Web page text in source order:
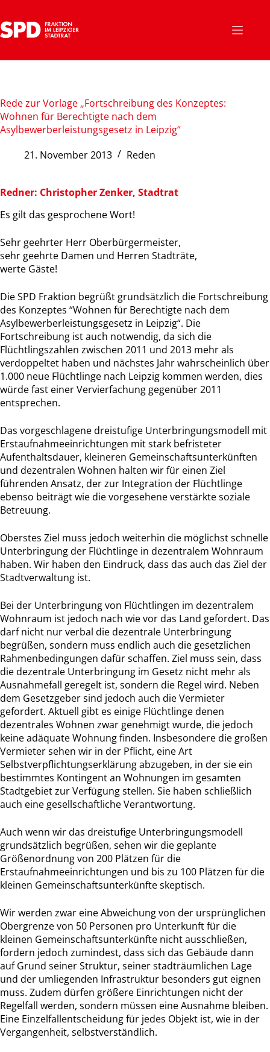
Inhalt
springen
Rede zur Vorlage „Fortschreibung des Konzeptes:
Wohnen für Berechtigte nach dem
Asylbewerberleistungsgesetz in Leipzig“
21. November 2013
Reden
Redner: Christopher Zenker, Stadtrat
Es gilt das gesprochene Wort!
Sehr geehrter Herr Oberbürgermeister,
sehr geehrte Damen und Herren Stadträte,
werte Gäste!
Die SPD Fraktion begrüßt grundsätzlich die Fortschreibung
des Konzeptes “Wohnen für Berechtigte nach dem
Asylbewerberleistungsgesetz in Leipzig“. Die
Fortschreibung ist auch notwendig, da sich die
Flüchtlingszahlen zwischen 2011 und 2013 mehr als
verdoppeltet haben und nächstes Jahr wahrscheinlich über
1.000 neue Flüchtlinge nach Leipzig kommen werden, dies
würde fast einer Vervierfachung gegenüber 2011
entsprechen.
Das vorgeschlagene dreistufige Unterbringungsmodell mit
Erstaufnahmeeinrichtungen mit stark befristeter
Aufenthaltsdauer, kleineren Gemeinschaftsunterkünften
und dezentralen Wohnen halten wir für einen Ziel
führenden Ansatz, der zur Integration der Flüchtlinge
ebenso beiträgt wie die vorgesehene verstärkte soziale
Betreuung.
Oberstes Ziel muss jedoch weiterhin die möglichst schnelle
Unterbringung der Flüchtlinge in dezentralem Wohnraum
haben. Wir haben den Eindruck, dass das auch das Ziel der
Stadtverwaltung ist.
Bei der Unterbringung von Flüchtlingen im dezentralem
Wohnraum ist jedoch nach wie vor das Land gefordert. Das
darf nicht nur verbal die dezentrale Unterbringung
begrüßen, sondern muss endlich auch die gesetzlichen
Rahmenbedingungen dafür schaffen. Ziel muss sein, dass
die dezentrale Unterbringung im Gesetz nicht mehr als
Ausnahmefall geregelt ist, sondern die Regel wird. Neben
dem Gesetzgeber sind jedoch auch die Vermieter
gefordert. Aktuell gibt es einige Flüchtlinge denen
dezentrales Wohnen zwar genehmigt wurde, die jedoch
keine adäquate Wohnung finden. Insbesondere die großen
Vermieter sehen wir in der Pflicht, eine Art
Selbstverpflichtungserklärung abzugeben, in der sie ein
bestimmtes Kontingent an Wohnungen im gesamten
Stadtgebiet zur Verfügung stellen. Sie haben schließlich
auch eine gesellschaftliche Verantwortung.
Auch wenn wir das dreistufige Unterbringungsmodell
grundsätzlich begrüßen, sehen wir die geplante
Größenordnung von 200 Plätzen für die
Erstaufnahmeeinrichtungen und bis zu 100 Plätzen für die
kleinen Gemeinschaftsunterkünfte skeptisch.
Wir werden zwar eine Abweichung von der ursprünglichen
Obergrenze von 50 Personen pro Unterkunft für die
kleinen Gemeinschaftsunterkünfte nicht ausschließen,
fordern jedoch zumindest, dass sich das Gebäude dann
auf Grund seiner Struktur, seiner stadträumlichen Lage
und der umliegenden Infrastruktur besonders gut eignen
muss. Zudem dürfen größere Einrichtungen nicht der
Regelfall werden, sondern müssen eine Ausnahme bleiben.
Eine Einzelfallentscheidung für jedes Objekt ist, wie in der
Vergangenheit, selbstverständlich.